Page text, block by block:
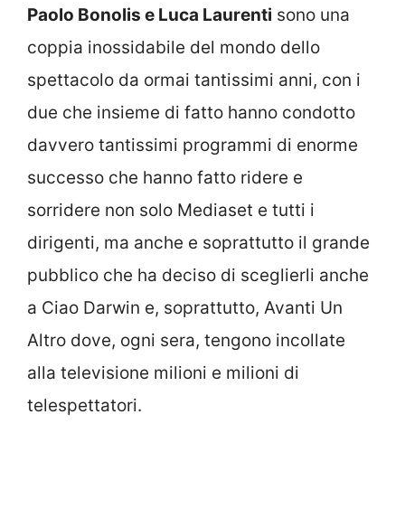
Paolo Bonolis e Luca Laurenti sono una
coppia inossidabile del mondo dello
spettacolo da ormai tantissimi anni, con i
due che insieme di fatto hanno condotto
davvero tantissimi programmi di enorme
successo che hanno fatto ridere e
sorridere non solo Mediaset e tutti i
dirigenti, ma anche e soprattutto il grande
pubblico che ha deciso di sceglierli anche
a Ciao Darwin e, soprattutto, Avanti Un
Altro dove, ogni sera, tengono incollate
alla televisione milioni e milioni di
telespettatori.